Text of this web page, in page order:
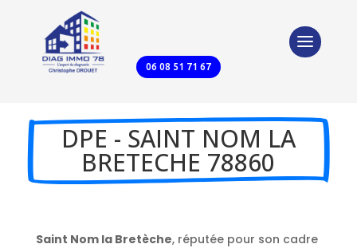
06 08 51 71 67
DPE - SAINT NOM LA
BRETECHE 78860
Saint Nom la Bretèche, réputée pour son cadre